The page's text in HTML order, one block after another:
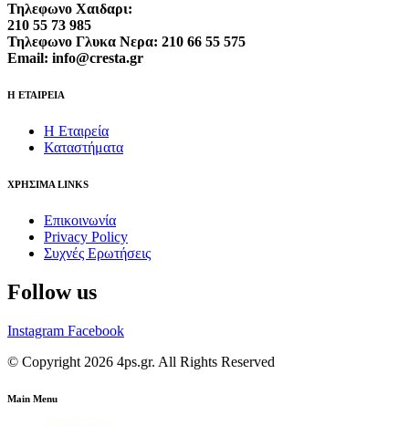
Τηλεφωνο Χαιδαρι:
210 55 73 985
Τηλεφωνο Γλυκα Νερα: 210 66 55 575
Email: info@cresta.gr
Η ΕΤΑΙΡΕΙΑ
Η Εταιρεία
Καταστήματα
ΧΡΗΣΙΜΑ LINKS
Επικοινωνία
Privacy Policy
Συχνές Ερωτήσεις
Follow us
Instagram Facebook
© Copyright 2026 4ps.gr. All Rights Reserved
Main Menu